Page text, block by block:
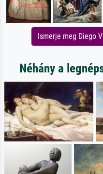
Ismerje meg Diego
Néhány a